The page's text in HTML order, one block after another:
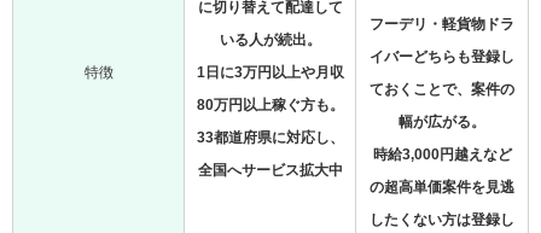
特徴
に切り替えて配達して
いる人が続出。
1日に3万円以上や月収
80万円以上稼ぐ方も。
33都道府県に対応し、
全国へサービス拡大中
フーデリ・軽貨物ドラ
イバーどちらも登録し
ておくことで、案件の
幅が広がる。
時給3,000円越えなど
の超高単価案件を見逃
したくない方は登録し